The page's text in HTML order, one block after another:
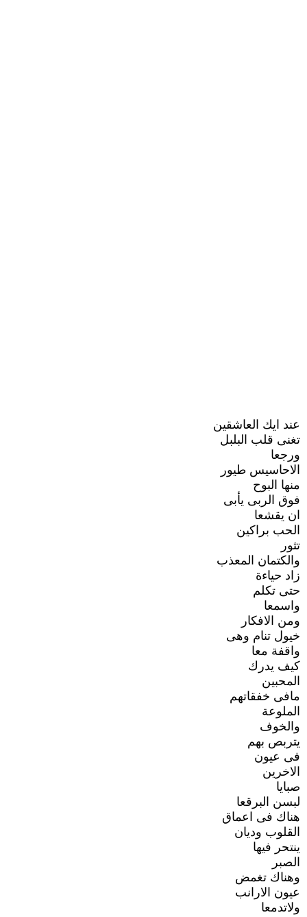
عند ايك العاشقين
تغنى قلب البلبل
ورجعا
الاحاسيس طيور
منها البوح
فوق الربى يأبى
ان يقشعا
الحب براكين
تثور
والكتمان المعذب
زاد حياءة
حتى تكلم
واسمعا
ومن الافكار
خيول تنام وهى
واقفة معا
كيف يدرك
المحبين
مافى خفقاتهم
الملوعة
والخوف
يتربص بهم
فى عيون
الاخرين
صبايا
لبسن البرقعا
هناك فى اعماق
القلوب وديان
ينتحر فيها
الصبر
وهناك تغمض
عيون الارانب
ولاتدمعا